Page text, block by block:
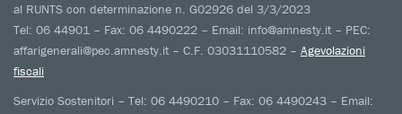
al RUNTS con determinazione n. G02926 del 3/3/2023
Tel: 06 44901 – Fax: 06 4490222 – Email: info@amnesty.it – PEC:
affarigenerali@pec.amnesty.it – C.F. 03031110582 – Agevolazioni
fiscali
Servizio Sostenitori – Tel: 06 4490210 – Fax: 06 4490243 – Email: